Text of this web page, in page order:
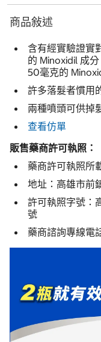
商品敍述
含有經實驗證實
的 Minoxidil 成
50毫克的
許多落髮者慣用
兩種噴頭可供掉
查看仿單
販售藥商許可執照：
藥商許可執照所
地址：高雄市前
許可執照字號：
號
藥商諮詢專線電